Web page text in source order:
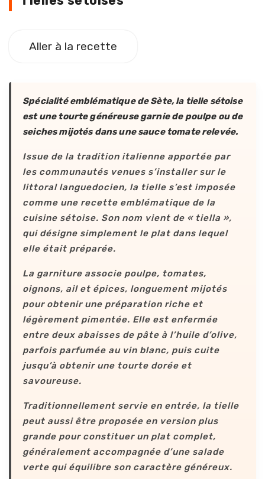
Aller à la recette
Spécialité emblématique de Sète, la tielle sétoise
est une tourte généreuse garnie de poulpe ou de
seiches mijotés dans une sauce tomate relevée.
Issue de la tradition italienne apportée par
les communautés venues s’installer sur le
littoral languedocien, la tielle s’est imposée
comme une recette emblématique de la
cuisine sétoise. Son nom vient de « tiella »,
qui désigne simplement le plat dans lequel
elle était préparée.
La garniture associe poulpe, tomates,
oignons, ail et épices, longuement mijotés
pour obtenir une préparation riche et
légèrement pimentée. Elle est enfermée
entre deux abaisses de pâte à l’huile d’olive,
parfois parfumée au vin blanc, puis cuite
jusqu’à obtenir une tourte dorée et
savoureuse.
Traditionnellement servie en entrée, la tielle
peut aussi être proposée en version plus
grande pour constituer un plat complet,
généralement accompagnée d’une salade
verte qui équilibre son caractère généreux.